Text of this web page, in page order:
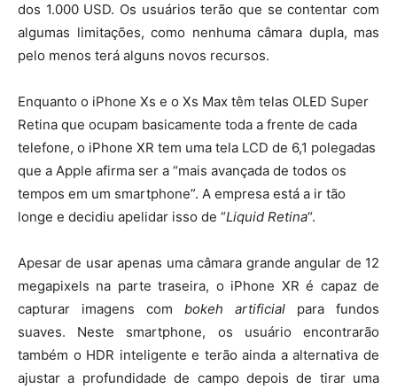
dos 1.000 USD. Os usuários terão que se contentar com
algumas limitações, como nenhuma câmara dupla, mas
pelo menos terá alguns novos recursos.
Enquanto o iPhone Xs e o Xs Max têm telas OLED Super
Retina que ocupam basicamente toda a frente de cada
telefone, o iPhone XR tem uma tela LCD de 6,1 polegadas
que a Apple afirma ser a “mais avançada de todos os
tempos em um smartphone”. A empresa está a ir tão
longe e decidiu apelidar isso de “Liquid Retina“.
Apesar de usar apenas uma câmara grande angular de 12
megapixels na parte traseira, o iPhone XR é capaz de
capturar imagens com bokeh artificial para fundos
suaves. Neste smartphone, os usuário encontrarão
também o HDR inteligente e terão ainda a alternativa de
ajustar a profundidade de campo depois de tirar uma